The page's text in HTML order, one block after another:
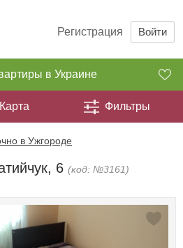
Регистрация Войти
в Украине
Карта Фильтры
в Ужгороде
6 (код: №3161)